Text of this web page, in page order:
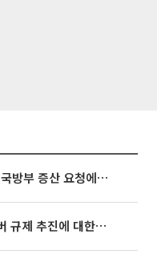
[특징주] “탄약 부족하다“ 美 국방부 증산 요청에⋯국내 방산주 급등세
[특징주] 美 중국산 광트랜시버 규제 추진에 대한광통신 등 광통신株 강세